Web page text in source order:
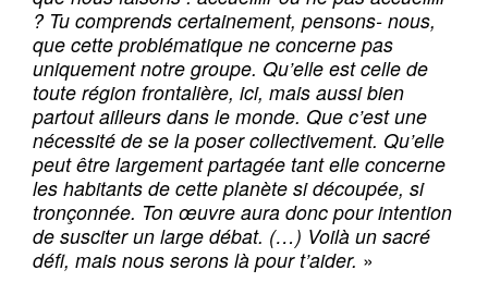
? Tu comprends certainement, pensons- nous,
que cette problématique ne concerne pas
uniquement notre groupe. Qu’elle est celle de
toute région frontalière, ici, mais aussi bien
partout ailleurs dans le monde. Que c’est une
nécessité de se la poser collectivement. Qu’elle
peut être largement partagée tant elle concerne
les habitants de cette planète si découpée, si
tronçonnée. Ton œuvre aura donc pour intention
de susciter un large débat. (…) Voilà un sacré
défi, mais nous serons là pour t’aider. »